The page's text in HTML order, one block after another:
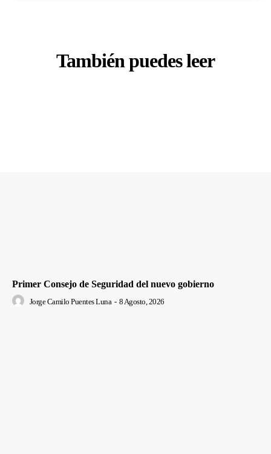
También puedes leer
Primer Consejo de Seguridad del nuevo gobierno
Jorge Camilo Puentes Luna - 8 Agosto, 2026